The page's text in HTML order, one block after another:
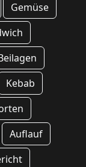
Gemüse
Kebab
Auflauf